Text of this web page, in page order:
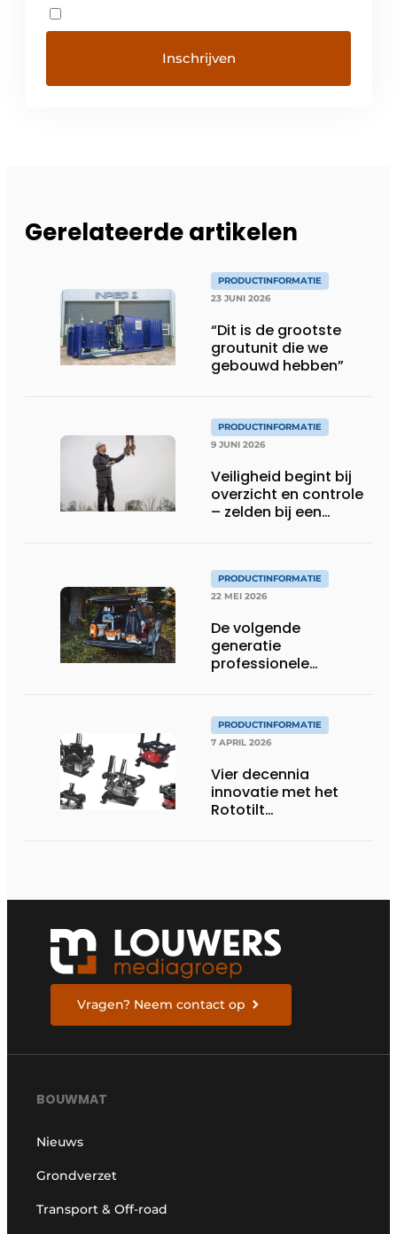
Gerelateerde artikelen
PRODUCTINFORMATIE
23 JUNI 2026
“Dit is de grootste
groutunit die we
gebouwd hebben”
PRODUCTINFORMATIE
9 JUNI 2026
Veiligheid begint bij
overzicht en controle
– zelden bij een
PRODUCTINFORMATIE
22 MEI 2026
De volgende
generatie
professionele
PRODUCTINFORMATIE
7 APRIL 2026
Vier decennia
innovatie met het
Rototilt
Vragen? Neem contact op
BOUWMAT
Nieuws
Grondverzet
Transport & Off-road